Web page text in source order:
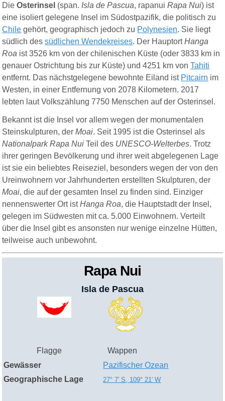
DieOsterinsel (span. Isla de Pascua, rapanui Rapa Nui) ist
eine isoliert gelegene Insel im Südostpazifik, die politisch zu
Chile gehört, geographisch jedoch zu Polynesien. Sie liegt
südlich dessüdlichen Wendekreises. Der HauptortHanga
Roa ist 3526 km von der chilenischen Küste (oder 3833 km in
genauer Ostrichtung bis zur Küste) und 4251 km vonTahiti
entfernt. Das nächstgelegene bewohnte Eiland ist Pitcairn im
Westen, in einer Entfernung von 2078 Kilometern. 2017
lebten laut Volkszählung 7750 Menschen auf der Osterinsel.
Bekannt ist die Insel vor allem wegen der monumentalen
Steinskulpturen, derMoai. Seit 1995 ist die Osterinsel als
Nationalpark Rapa NuiTeil des UNESCO-Welterbes. Trotz
ihrer geringen Bevölkerung und ihrer weit abgelegenen Lage
ist sie ein beliebtes Reiseziel, besonders wegen der von den
Ureinwohnern vor Jahrhunderten erstellten Skulpturen, der
Moai, die auf der gesamten Insel zu finden sind. Einziger
nennenswerter Ort istHanga Roa, die Hauptstadt der Insel,
gelegen im Südwesten mit ca. 5.000 Einwohnern. Verteilt
über die Insel gibt es ansonsten nur wenige einzelne Hütten,
teilweise auch unbewohnt.
Rapa Nui
Isla de Pascua
Flagge
Wappen
Gewässer
Pazifischer Ozean
Geographische Lage
27° 7′S 109° 21′W